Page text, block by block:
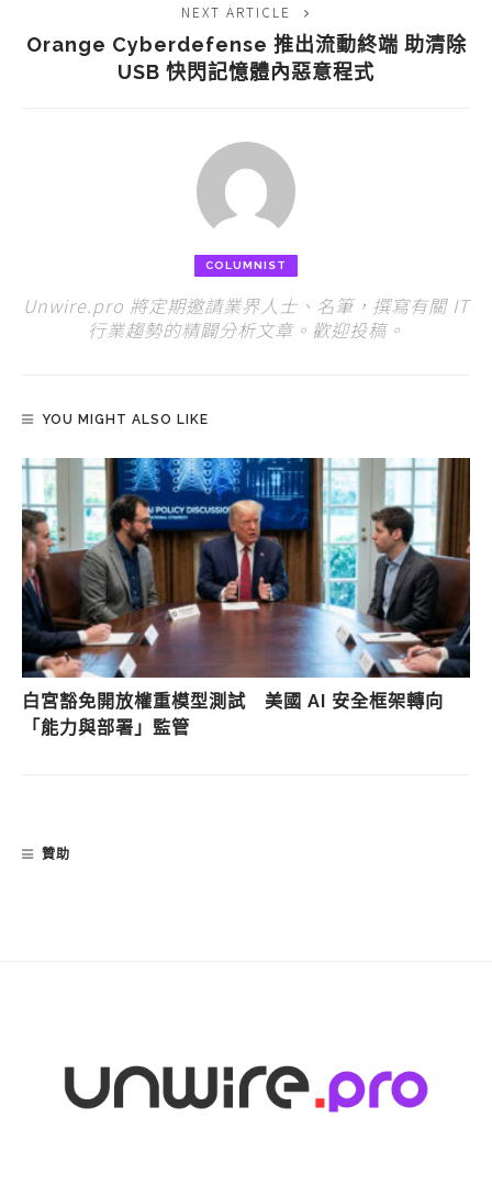
NEXT ARTICLE
Orange Cyberdefense 推出流動終端 助清除
USB 快閃記憶體內惡意程式
COLUMNIST
Unwire.pro 將定期邀請業界人士、名筆，撰寫有關 IT
行業趨勢的精闢分析文章。歡迎投稿。
YOU MIGHT ALSO LIKE
白宮豁免開放權重模型測試 美國 AI 安全框架轉向
「能力與部署」監管
贊助